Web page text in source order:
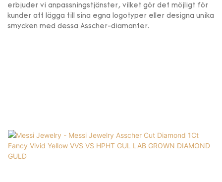
erbjuder vi anpassningstjänster, vilket gör det möjligt för
kunder att lägga till sina egna logotyper eller designa unika
smycken med dessa Asscher-diamanter.